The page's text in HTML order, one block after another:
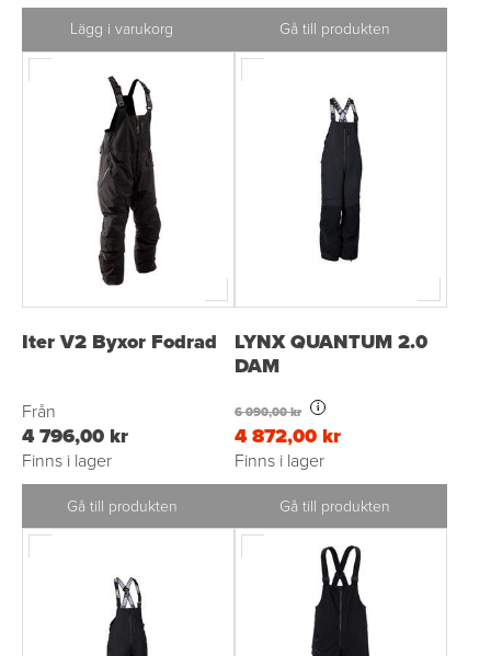
Lägg i varukorg Gå till produkten
Iter V2 Byxor Fodrad
Från
4 796,00 kr
Finns i lager
Gå till produkten
LYNX QUANTUM 2.0
DAM
6 090,00 kr i
4 872,00 kr
Finns i lager
Gå till produkten